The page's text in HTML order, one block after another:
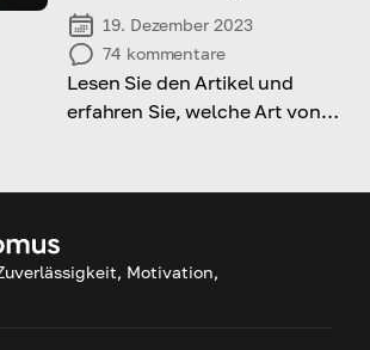
19. Dezember 2023
74 kommentare
Lesen Sie den Artikel und
erfahren Sie, welche Art von
Motivation,